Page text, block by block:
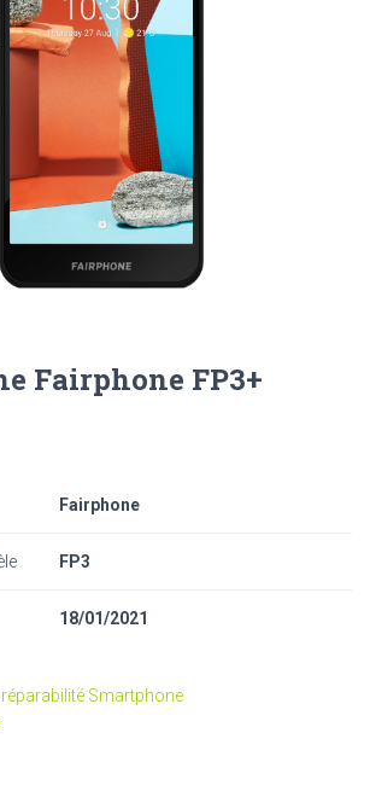
Fairphone FP3+
Fairphone
FP3
18/01/2021
réparabilité Smartphone